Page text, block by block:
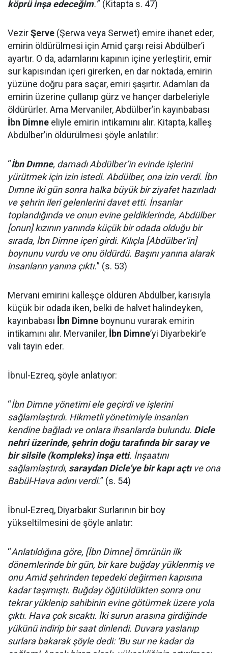
köprü inşa edeceğim.'” (Kitapta s. 47)
VezirŞerve (Şerwa veya Serwet) emire ihanet eder,
emirin öldürülmesi için Amid çarşı reisi Abdülber’i
ayartır. O da, adamlarını kapının içine yerleştirir, emir
sur kapısından içeri girerken, en dar noktada, emirin
yüzüne doğru para saçar, emiri şaşırtır. Adamları da
emirin üzerine çullanıp gürz ve hançer darbeleriyle
öldürürler. Ama Mervaniler, Abdülber’in kayınbabası
İbn Dimne eliyle emirin intikamını alır. Kitapta, kalleş
Abdülber’in öldürülmesi şöyle anlatılır:
“İbn Dımne, damadı Abdülber’in evinde işlerini
yürütmek için izin istedi. Abdülber, ona izin verdi. İbn
Dımne iki gün sonra halka büyük bir ziyafet hazırladı
ve şehrin ileri gelenlerini davet etti. İnsanlar
toplandığında ve onun evine geldiklerinde, Abdülber
[onun] kızının yanında küçük bir odada olduğu bir
sırada, İbn Dimne içeri girdi. Kılıçla [Abdülber’in]
boynunu vurdu ve onu öldürdü. Başını yanına alarak
insanların yanına çıktı.” (s. 53)
Mervani emirini kalleşçe öldüren Abdülber, karısıyla
küçük bir odada iken, belki de halvet halindeyken,
kayınbabası İbn Dimne boynunu vurarak emirin
intikamını alır. Mervaniler, İbn Dimne’yi Diyarbekir’e
vali tayin eder.
İbnul-Ezreq, şöyle anlatıyor:
“İbn Dimne yönetimi ele geçirdi ve işlerini
sağlamlaştırdı. Hikmetli yönetimiyle insanları
kendine bağladı ve onlara ihsanlarda bulundu. Dicle
nehri üzerinde, şehrin doğu tarafında bir saray ve
bir silsile (kompleks) inşa etti. İnşaatını
sağlamlaştırdı, saraydan Dicle’ye bir kapı açtıve ona
Babül-Hava adını verdi.” (s. 54)
İbnul-Ezreq, Diyarbakır Surlarının bir boy
yükseltilmesini de şöyle anlatır:
“Anlatıldığına göre, [İbn Dimne] ömrünün ilk
dönemlerinde bir gün, bir kare buğday yüklenmiş ve
onu Amid şehrinden tepedeki değirmen kapısına
kadar taşımıştı. Buğday öğütüldükten sonra onu
tekrar yüklenip sahibinin evine götürmek üzere yola
çıktı. Hava çok sıcaktı. İki surun arasına girdiğinde
yükünü indirip bir saat dinlendi. Duvara yaslanıp
surlara bakarak şöyle dedi: ‘Bu sur ne kadar da